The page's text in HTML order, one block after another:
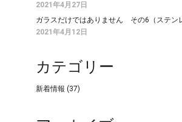
2021年4月27日
ガラスだけではありません その6（ステン
2021年4月12日
カテゴリー
新着情報 (37)